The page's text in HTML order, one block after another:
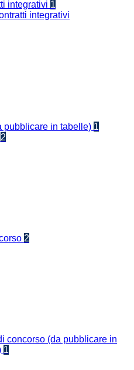
integrativi 1
integrativi
pubblicare in tabelle) 1
2
2
concorso (da pubblicare in
1